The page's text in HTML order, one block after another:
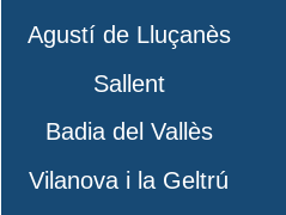
Agustí de Lluçanès
Sallent
Badia del Vallès
Vilanova i la Geltrú